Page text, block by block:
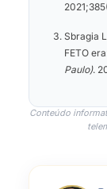
Sbragia
FETO
Paulo).
Conteúdo